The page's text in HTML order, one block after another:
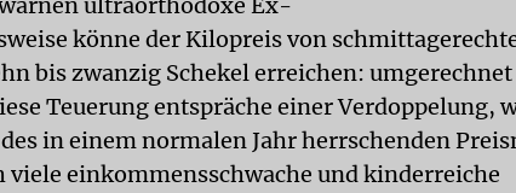
könne der Kilopreis von
bis zwanzig Schekel erreichen:
Teuerung entspräche einer Verdoppelung,
in einem normalen Jahr herrschenden
viele einkommensschwache und kinderreiche